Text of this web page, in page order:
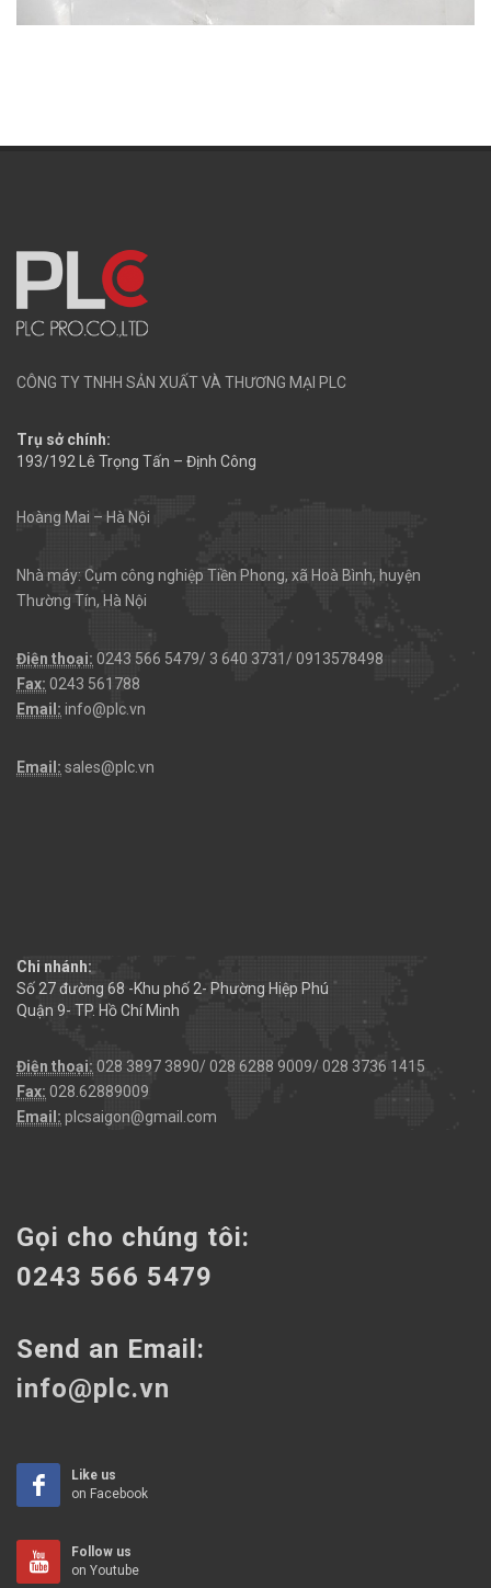
CÔNG TY TNHH SẢN XUẤT VÀ THƯƠNG MẠI PLC
Trụ sở chính:
193/192 Lê Trọng Tấn – Định Công
Hoàng Mai – Hà Nội
Nhà máy: Cụm công nghiệp Tiền Phong, xã Hoà Bình, huyện
Thường Tín, Hà Nội
Điện thoại: 0243 566 5479/ 3 640 3731/ 0913578498
Fax: 0243 561788
Email: info@plc.vn
Email: sales@plc.vn
Chi nhánh:
Số 27 đường 68 -Khu phố 2- Phường Hiệp Phú
Quận 9- TP. Hồ Chí Minh
Điện thoại: 028 3897 3890/ 028 6288 9009/ 028 3736 1415
Fax: 028.62889009
Email: plcsaigon@gmail.com
Gọi cho chúng tôi:
0243 566 5479
Send an Email:
info@plc.vn
Like us
on Facebook
Follow us
on Youtube